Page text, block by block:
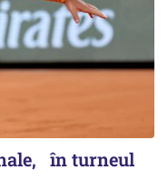
în turneul